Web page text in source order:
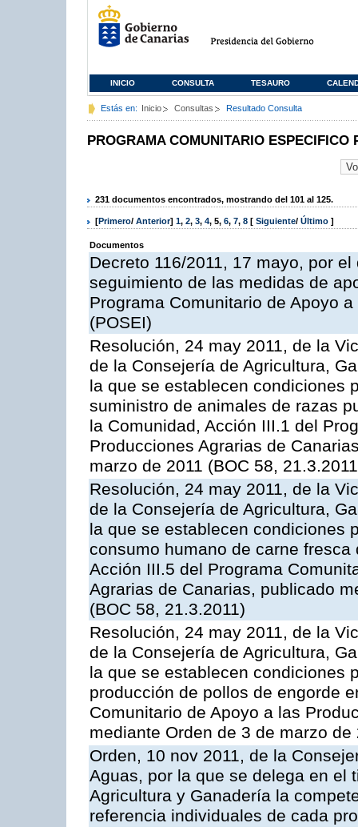
INICIO CONSULTA TESAURO
Estás en: Inicio Consultas Resultado Consulta
PROGRAMA COMUNITARIO ESPECIFICO
231 documentos encontrados, mostrando del 101 al 125.
[Primero/ Anterior] 1, 2, 3, 4, 5, 6, 7, 8 [ Siguiente/ Último ]
Documentos
Decreto 116/2011, 17 mayo, por
seguimiento de las medidas de
Programa Comunitario de Apoyo
(POSEI)
Resolución, 24 may 2011, de la
de la Consejería de Agricultura,
la que se establecen condiciones
suministro de animales de razas
la Comunidad, Acción III.1 del
Producciones Agrarias de
marzo de 2011 (BOC 58,
Resolución, 24 may 2011, de la
de la Consejería de Agricultura,
la que se establecen condiciones
consumo humano de carne
Acción III.5 del Programa
Agrarias de Canarias, publicado
(BOC 58, 21.3.2011)
Resolución, 24 may 2011, de la
de la Consejería de Agricultura,
la que se establecen condiciones
producción de pollos de engorde
Comunitario de Apoyo a las
mediante Orden de 3 de marzo de
Orden, 10 nov 2011, de la
Aguas, por la que se delega en el
Agricultura y Ganadería la
referencia individuales de cada